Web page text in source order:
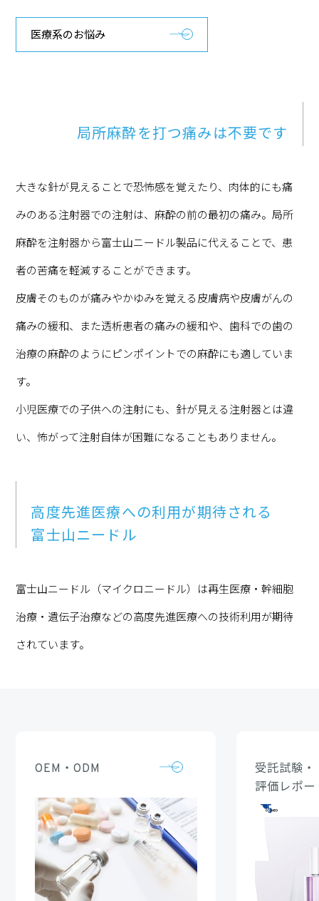
医療系のお悩み
局所麻酔を打つ痛みは不要です
大きな針が見えることで恐怖感を覚えたり、肉体的にも痛
みのある注射器での注射は、麻酔の前の最初の痛み。局所
麻酔を注射器から富士山ニードル製品に代えることで、患
者の苦痛を軽減することができます。
皮膚そのものが痛みやかゆみを覚える皮膚病や皮膚がんの
痛みの緩和、また透析患者の痛みの緩和や、歯科での歯の
治療の麻酔のようにピンポイントでの麻酔にも適していま
す。
小児医療での子供への注射にも、針が見える注射器とは違
い、怖がって注射自体が困難になることもありません。
高度先進医療への利用が期待される
富士山ニードル
富士山ニードル（マイクロニードル）は再生医療・幹細胞
治療・遺伝子治療などの高度先進医療への技術利用が期待
されています。
OEM・ODM
受託試験・
評価レポー